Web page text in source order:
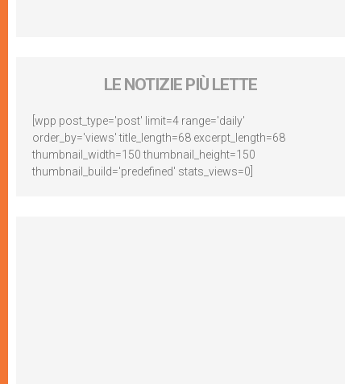
LE NOTIZIE PIÙ LETTE
[wpp post_type='post' limit=4 range='daily'
order_by='views' title_length=68 excerpt_length=68
thumbnail_width=150 thumbnail_height=150
thumbnail_build='predefined' stats_views=0]